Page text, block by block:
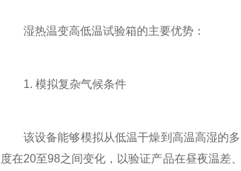
湿热温变高低温试验箱的主要优势：
1. 模拟复杂气候条件
该设备能够模拟从低温干燥到高温高湿的多
度在20至98之间变化，以验证产品在昼夜温差